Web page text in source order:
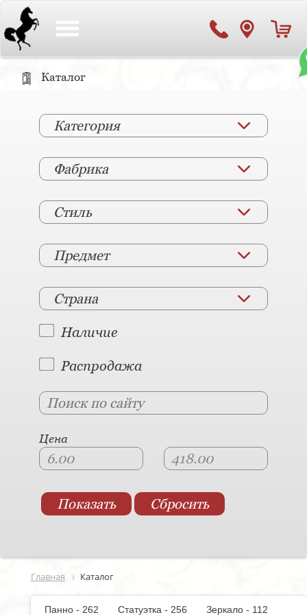
Каталог
Категория
Фабрика
Стиль
Предмет
Страна
Наличие
Распродажа
Цена
Главная Каталог
Панно - 262 Статуэтка - 256
Зеркало - 112